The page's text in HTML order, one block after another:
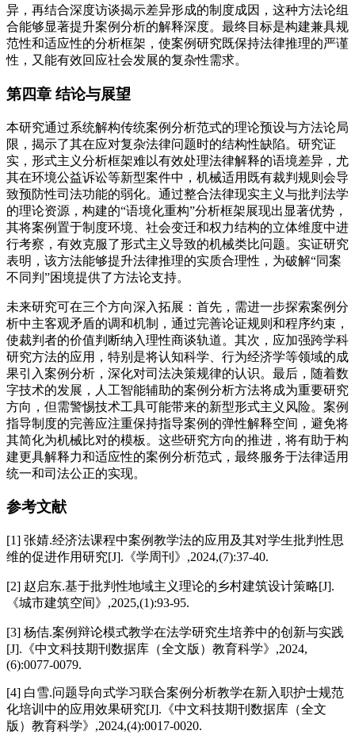
异，再结合深度访谈揭示差异形成的制度成因，这种方法论组
合能够显著提升案例分析的解释深度。最终目标是构建兼具规
范性和适应性的分析框架，使案例研究既保持法律推理的严谨
性，又能有效回应社会发展的复杂性需求。
第四章 结论与展望
本研究通过系统解构传统案例分析范式的理论预设与方法论局
限，揭示了其在应对复杂法律问题时的结构性缺陷。研究证
实，形式主义分析框架难以有效处理法律解释的语境差异，尤
其在环境公益诉讼等新型案件中，机械适用既有裁判规则会导
致预防性司法功能的弱化。通过整合法律现实主义与批判法学
的理论资源，构建的“语境化重构”分析框架展现出显著优势，
其将案例置于制度环境、社会变迁和权力结构的立体维度中进
行考察，有效克服了形式主义导致的机械类比问题。实证研究
表明，该方法能够提升法律推理的实质合理性，为破解“同案
不同判”困境提供了方法论支持。
未来研究可在三个方向深入拓展：首先，需进一步探索案例分
析中主客观矛盾的调和机制，通过完善论证规则和程序约束，
使裁判者的价值判断纳入理性商谈轨道。其次，应加强跨学科
研究方法的应用，特别是将认知科学、行为经济学等领域的成
果引入案例分析，深化对司法决策规律的认识。最后，随着数
字技术的发展，人工智能辅助的案例分析方法将成为重要研究
方向，但需警惕技术工具可能带来的新型形式主义风险。案例
指导制度的完善应注重保持指导案例的弹性解释空间，避免将
其简化为机械比对的模板。这些研究方向的推进，将有助于构
建更具解释力和适应性的案例分析范式，最终服务于法律适用
统一和司法公正的实现。
参考文献
[1] 张婧.经济法课程中案例教学法的应用及其对学生批判性思
维的促进作用研究[J].《学周刊》,2024,(7):37-40.
[2] 赵启东.基于批判性地域主义理论的乡村建筑设计策略[J].
《城市建筑空间》,2025,(1):93-95.
[3] 杨佶.案例辩论模式教学在法学研究生培养中的创新与实践
[J].《中文科技期刊数据库（全文版）教育科学》,2024,
(6):0077-0079.
[4] 白雪.问题导向式学习联合案例分析教学在新入职护士规范
化培训中的应用效果研究[J].《中文科技期刊数据库（全文
版）教育科学》,2024,(4):0017-0020.